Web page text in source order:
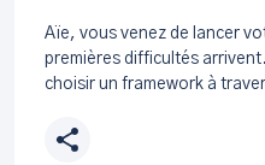
Aïe, vous venez de lancer
premières difficultés
choisir un framework à